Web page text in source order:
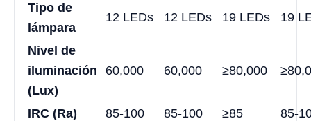
Tipo de
lámpara
12 LEDs 12 LEDs 19 LEDs 19
Nivel de
iluminación
(Lux)
60,000 60,000 ≥80,000
IRC (Ra) 85-100 85-100 ≥85
85-